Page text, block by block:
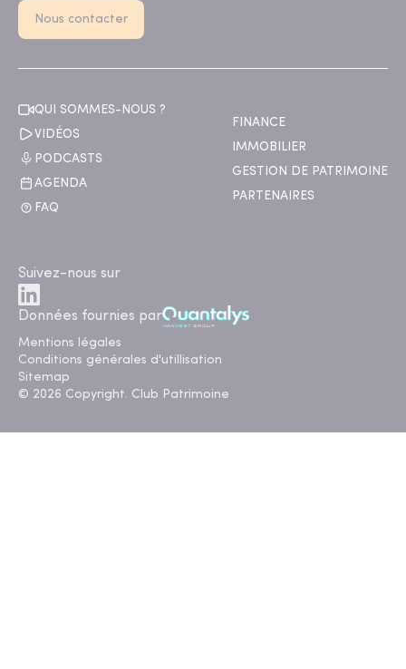
Nous contacter
QUI SOMMES-NOUS ?
VIDÉOS
PODCASTS
AGENDA
FAQ
FINANCE
IMMOBILIER
GESTION DE PATRIMOINE
PARTENAIRES
Suivez-nous sur
Données fournies par
Mentions légales
Conditions générales d'utillisation
Sitemap
© 2026 Copyright. Club Patrimoine